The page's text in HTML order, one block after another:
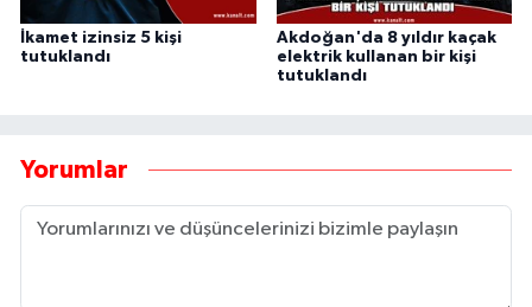
İkamet izinsiz 5 kişi
tutuklandı
Akdoğan'da 8 yıldır kaçak
elektrik kullanan bir kişi
tutuklandı
Yorumlar